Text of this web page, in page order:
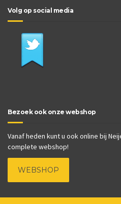
Volg op social media
Bezoek ook onze webshop
Vanaf heden kunt u ook online bij
complete webshop!
WEBSHOP